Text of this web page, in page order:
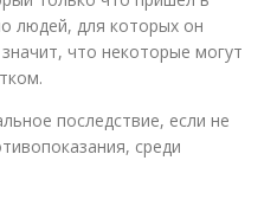
людей, для которых он
что некоторые могут
последствие, если не
среди